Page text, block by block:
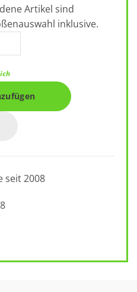
Artikel sind
inklusive.
seit 2008